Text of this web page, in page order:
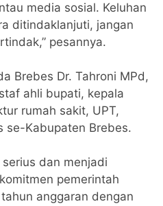
media sosial. Keluhan
ditindaklanjuti, jangan
pesannya.
Brebes Dr. Tahroni MPd,
ahli bupati, kepala
rumah sakit, UPT,
se-Kabupaten Brebes.
dan menjadi
pemerintah
anggaran dengan